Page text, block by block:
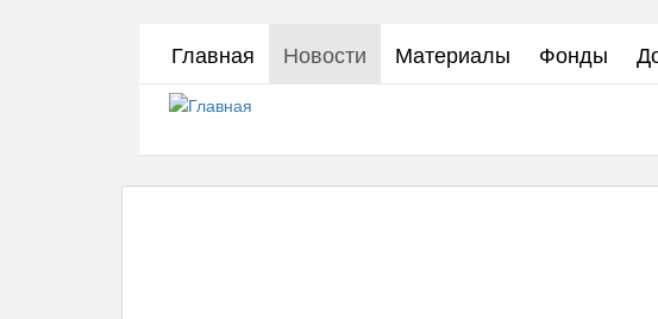
Главная Новости Материалы Фонды